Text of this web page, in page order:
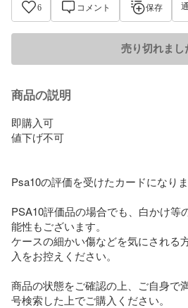
6 コメント 保存
売り切れまし
商品の説明
即購入可
値下げ不可
Psa10の評価を受けたカードになりま
PSA10評価品の場合でも、白かけ等
能性もございます。
ケースの細かい傷などを気にされる
入をお控えください。
商品の状態をご確認の上、ご自身で
号検索した上でご購入ください。